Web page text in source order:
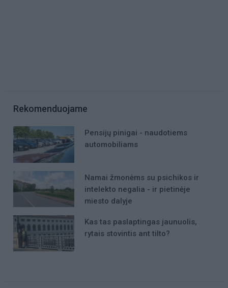
Rekomenduojame
Pensijų pinigai - naudotiems
automobiliams
Namai žmonėms su psichikos ir
intelekto negalia - ir pietinėje
miesto dalyje
Kas tas paslaptingas jaunuolis,
rytais stovintis ant tilto?